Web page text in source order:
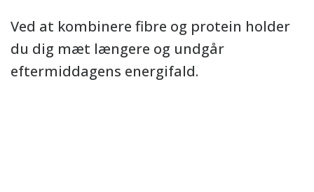
Ved at kombinere fibre og protein holder
du dig mæt længere og undgår
eftermiddagens energifald.